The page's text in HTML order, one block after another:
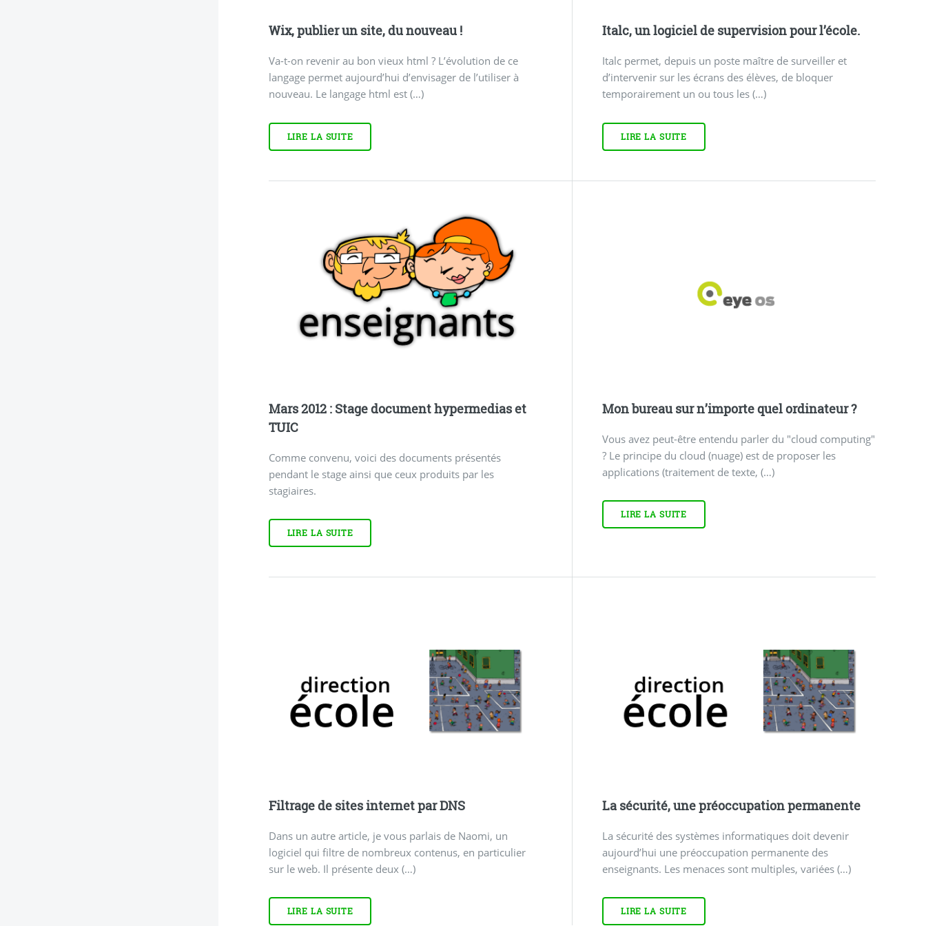
Wix, publier un site, du nouveau !
Va-t-on revenir au bon vieux html ? L’évolution de ce
langage permet aujourd’hui d’envisager de l’utiliser à
nouveau. Le langage html est (…)
LIRE LA SUITE
Italc, un logiciel de supervision pour l’école.
Italc permet, depuis un poste maître de surveiller et
d’intervenir sur les écrans des élèves, de bloquer
temporairement un ou tous les (…)
LIRE LA SUITE
Mars 2012 : Stage document hypermedias et
TUIC
Comme convenu, voici des documents présentés
pendant le stage ainsi que ceux produits par les
stagiaires.
LIRE LA SUITE
Mon bureau sur n’importe quel ordinateur ?
Vous avez peut-être entendu parler du "cloud computing"
? Le principe du cloud (nuage) est de proposer les
applications (traitement de texte, (…)
LIRE LA SUITE
Filtrage de sites internet par DNS
Dans un autre article, je vous parlais de Naomi, un
logiciel qui filtre de nombreux contenus, en particulier
sur le web. Il présente deux (…)
LIRE LA SUITE
La sécurité, une préoccupation permanente
La sécurité des systèmes informatiques doit devenir
aujourd’hui une préoccupation permanente des
enseignants. Les menaces sont multiples, variées (…)
LIRE LA SUITE